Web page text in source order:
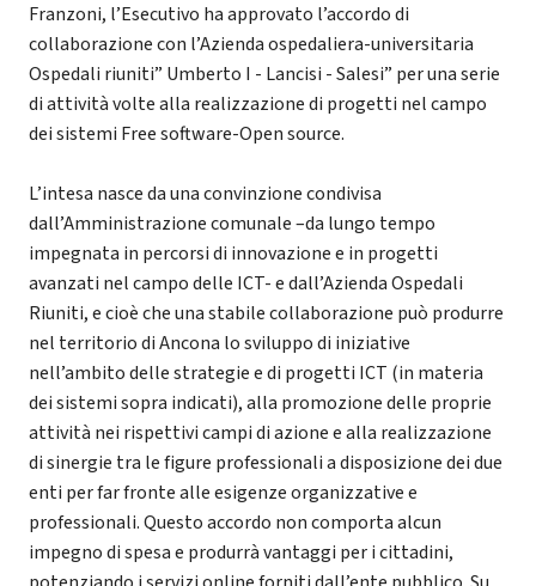
Franzoni, l’Esecutivo ha approvato l’accordo di
collaborazione con l’Azienda ospedaliera-universitaria
Ospedali riuniti” Umberto I - Lancisi - Salesi” per una serie
di attività volte alla realizzazione di progetti nel campo
dei sistemi Free software-Open source.
L’intesa nasce da una convinzione condivisa
dall’Amministrazione comunale –da lungo tempo
impegnata in percorsi di innovazione e in progetti
avanzati nel campo delle ICT- e dall’Azienda Ospedali
Riuniti, e cioè che una stabile collaborazione può produrre
nel territorio di Ancona lo sviluppo di iniziative
nell’ambito delle strategie e di progetti ICT (in materia
dei sistemi sopra indicati), alla promozione delle proprie
attività nei rispettivi campi di azione e alla realizzazione
di sinergie tra le figure professionali a disposizione dei due
enti per far fronte alle esigenze organizzative e
professionali. Questo accordo non comporta alcun
impegno di spesa e produrrà vantaggi per i cittadini,